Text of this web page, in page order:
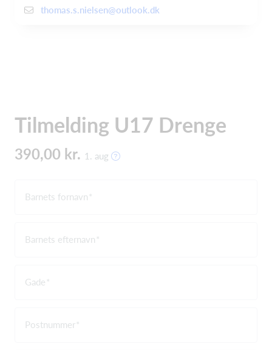
thomas.s.nielsen@outlook.dk
Tilmelding U17 Drenge
390,00 kr. 1. aug
Barnets fornavn
Barnets efternavn
Gade
Postnummer